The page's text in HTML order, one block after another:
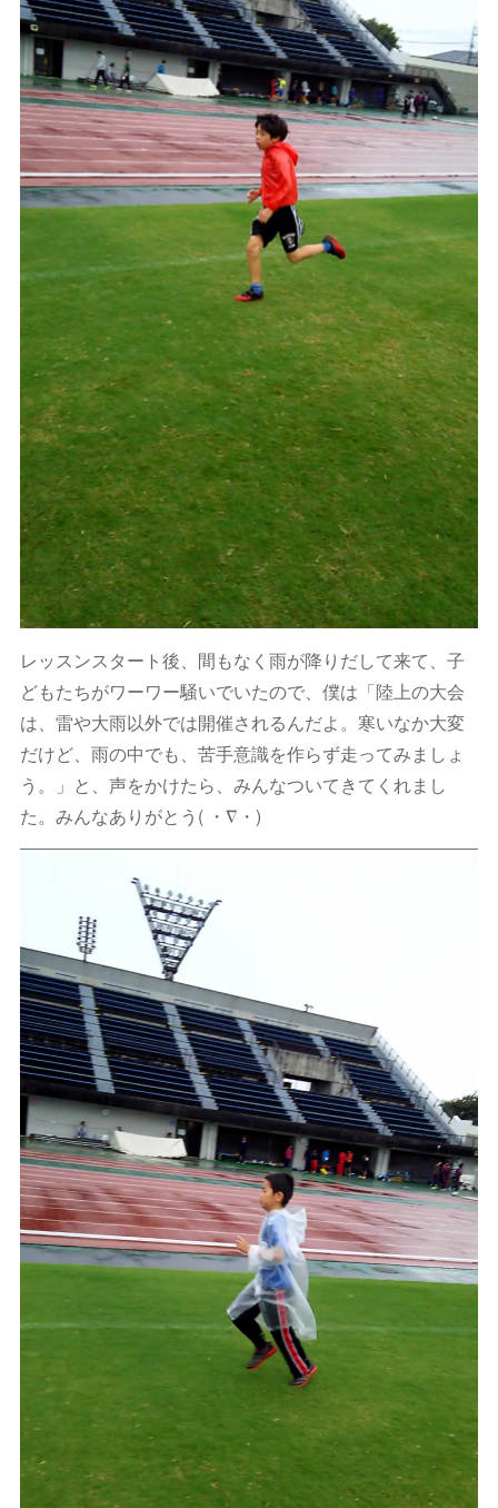
レッスンスタート後、間もなく雨が降りだして来て、子
どもたちがワーワー騒いでいたので、僕は「陸上の大会
は、雷や大雨以外では開催されるんだよ。寒いなか大変
だけど、雨の中でも、苦手意識を作らず走ってみましょ
う。」と、声をかけたら、みんなついてきてくれまし
た。みんなありがとう( ・∇・)